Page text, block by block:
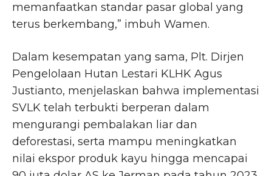
memanfaatkan standar pasar global yang
terus berkembang,” imbuh Wamen.
Dalam kesempatan yang sama, Plt. Dirjen
Pengelolaan Hutan Lestari KLHK Agus
Justianto, menjelaskan bahwa implementasi
SVLK telah terbukti berperan dalam
mengurangi pembalakan liar dan
deforestasi, serta mampu meningkatkan
nilai ekspor produk kayu hingga mencapai